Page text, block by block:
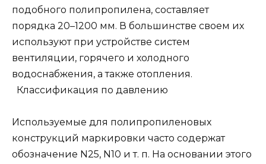
подобного полипропилена, составляет
порядка 20–1200 мм. В большинстве своем их
используют при устройстве систем
вентиляции, горячего и холодного
водоснабжения, а также отопления.
Классификация по давлению
Используемые для полипропиленовых
конструкций маркировки часто содержат
обозначение N25, N10 и т. п. На основании этого